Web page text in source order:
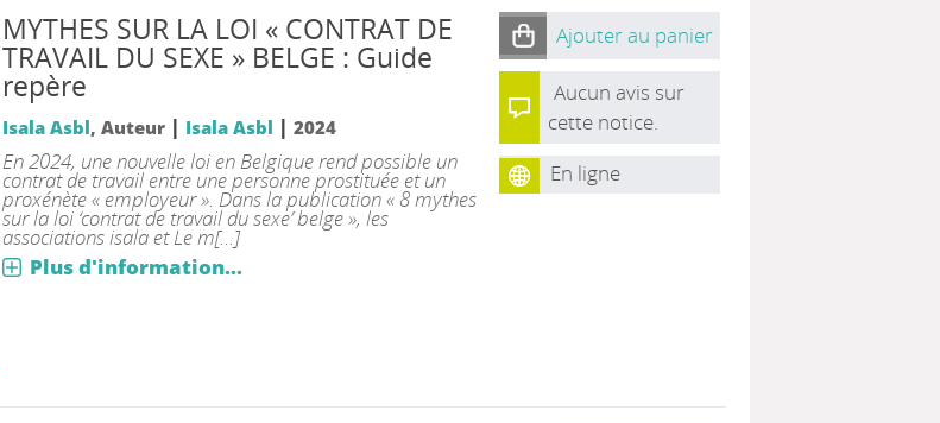
MYTHES SUR LA LOI « CONTRAT DE
TRAVAIL DU SEXE » BELGE : Guide
repère
Isala Asbl, Auteur | Isala Asbl | 2024
En 2024, une nouvelle loi en Belgique rend possible un
contrat de travail entre une personne prostituée et un
proxénète « employeur ». Dans la publication « 8 mythes
sur la loi ‘contrat de travail du sexe’ belge », les
associations isala et Le m[...]
Plus d'information...
Ajouter au panier
Aucun avis sur
cette notice.
En ligne